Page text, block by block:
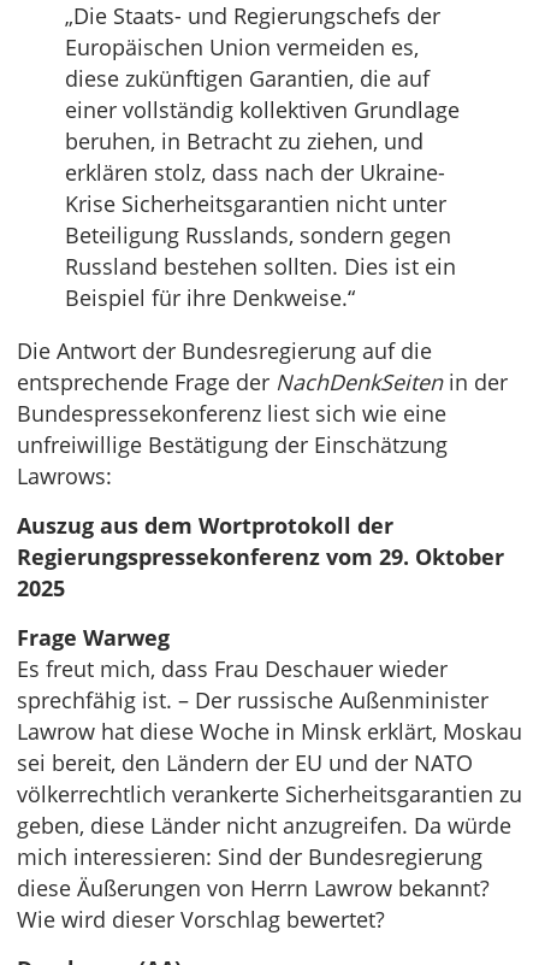
„Die Staats- und Regierungschefs der
Europäischen Union vermeiden es,
diese zukünftigen Garantien, die auf
einer vollständig kollektiven Grundlage
beruhen, in Betracht zu ziehen, und
erklären stolz, dass nach der Ukraine-
Krise Sicherheitsgarantien nicht unter
Beteiligung Russlands, sondern gegen
Russland bestehen sollten. Dies ist ein
Beispiel für ihre Denkweise.“
Die Antwort der Bundesregierung auf die
entsprechende Frage der NachDenkSeitenin der
Bundespressekonferenz liest sich wie eine
unfreiwillige Bestätigung der Einschätzung
Lawrows:
Auszug aus dem Wortprotokoll der
Regierungspressekonferenz vom 29. Oktober
2025
Frage Warweg
Es freut mich, dass Frau Deschauer wieder
sprechfähig ist. – Der russische Außenminister
Lawrow hat diese Woche in Minsk erklärt, Moskau
sei bereit, den Ländern der EU und der NATO
völkerrechtlich verankerte Sicherheitsgarantien zu
geben, diese Länder nicht anzugreifen. Da würde
mich interessieren: Sind der Bundesregierung
diese Äußerungen von Herrn Lawrow bekannt?
Wie wird dieser Vorschlag bewertet?